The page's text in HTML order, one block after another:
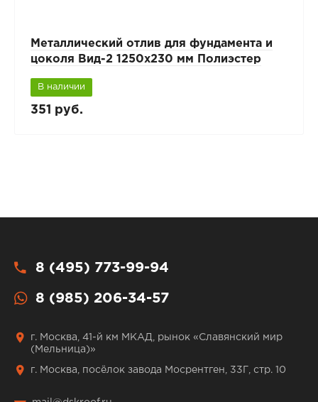
Металлический отлив для фундамента и
цоколя Вид-2 1250x230 мм Полиэстер
В наличии
351 руб.
8 (495) 773-99-94
8 (985) 206-34-57
г. Москва, 41-й км МКАД, рынок «Славянский мир
(Мельница)»
г. Москва, посёлок завода Мосрентген, 33Г, стр. 10